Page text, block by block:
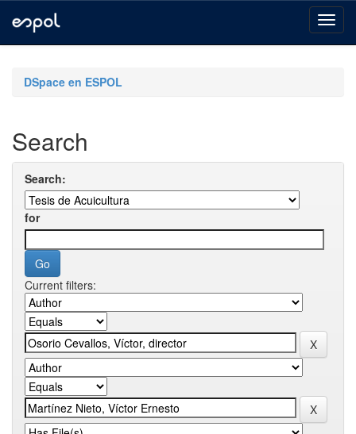
navigationDSpace en ESPOL
Search
Search:
for
Current filters: